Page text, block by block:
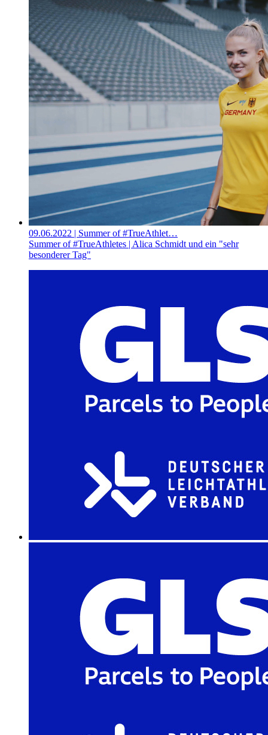
09.06.2022 | Summer of #TrueAthlet…
Summer of #TrueAthletes | Alica Schmidt und ein "sehr
besonderer Tag"